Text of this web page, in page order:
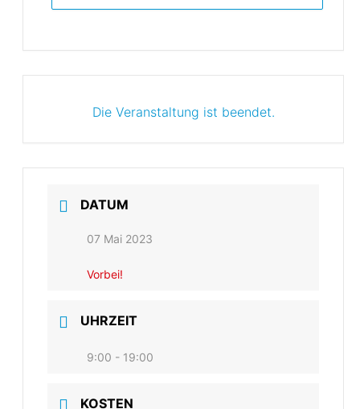
Die Veranstaltung ist beendet.
DATUM
07 Mai 2023
Vorbei!
UHRZEIT
9:00 - 19:00
KOSTEN